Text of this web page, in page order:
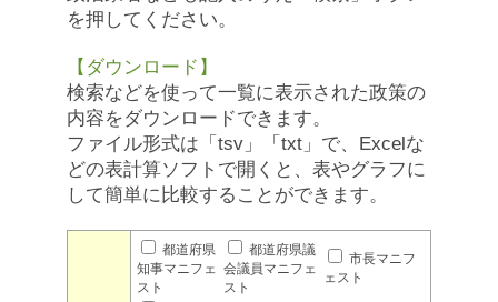
を押してください。
【ダウンロード】
検索などを使って一覧に表示された政策の
内容をダウンロードできます。
ファイル形式は「tsv」「txt」で、Excelな
どの表計算ソフトで開くと、表やグラフに
して簡単に比較することができます。
都道府県
知事マニフェ
スト
都道府県議
会議員マニフェ
スト
市長マニフ
ェスト